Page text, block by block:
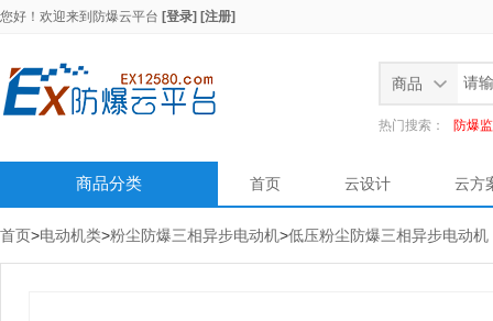
您好！欢迎来到 防爆云平台 [登录] [注册]
商品
热门搜索： 防爆
商品分类 首页 云设计 云方
首页>电动机类>粉尘防爆三相异步电动机>低压粉尘防爆三相异步电动机